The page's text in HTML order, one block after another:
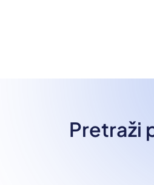
Pretraži